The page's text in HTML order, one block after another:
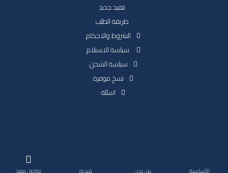
تنفيذ جديد
طريقة الطلب
الشروط والاحكام
سياسة الاستلام
سياسة الشحن
نسخ موفرة
اسئلة
الأساسية من نحن فيديو تواصل معنا